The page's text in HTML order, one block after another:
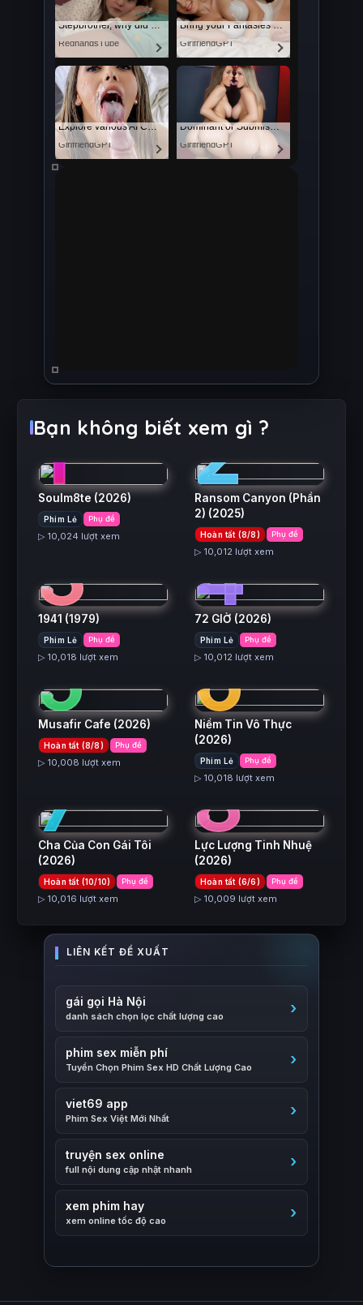
Bạn không biết xem gì ?
1
Soulm8te (2026)
Phim Lẻ Phụ đề
▷ 10,024 lượt xem
2
Ransom Canyon (Phần
2) (2025)
Hoàn tất (8/8) Phụ đề
▷ 10,012 lượt xem
3
1941 (1979)
Phim Lẻ Phụ đề
▷ 10,018 lượt xem
4
72 GIỜ (2026)
Phim Lẻ Phụ đề
▷ 10,012 lượt xem
5
Musafir Cafe (2026)
Hoàn tất (8/8) Phụ đề
▷ 10,008 lượt xem
6
Niềm Tin Vô Thực
(2026)
Phim Lẻ Phụ đề
▷ 10,018 lượt xem
7
Cha Của Con Gái Tôi
(2026)
Hoàn tất (10/10) Phụ đề
▷ 10,016 lượt xem
8
Lực Lượng Tinh Nhuệ
(2026)
Hoàn tất (6/6) Phụ đề
▷ 10,009 lượt xem
gái gọi Hà Nội
danh sách chọn lọc chất lượng cao
phim sex miễn phí
Tuyển Chọn Phim Sex HD Chất Lượng Cao
viet69 app
Phim Sex Việt Mới Nhất
truyện sex online
full nội dung cập nhật nhanh
xem phim hay
xem online tốc độ cao